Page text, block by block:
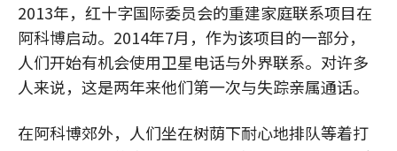
2013年，红十字国际委员会的重建家庭联系项目在
阿科博启动。2014年7月，作为该项目的一部分，
人们开始有机会使用卫星电话与外界联系。对许多
人来说，这是两年来他们第一次与失踪亲属通话。
在阿科博郊外，人们坐在树荫下耐心地排队等着打